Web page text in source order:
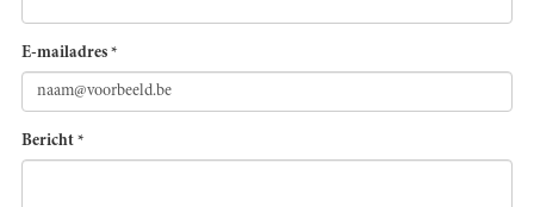
E-mailadres *
Bericht *